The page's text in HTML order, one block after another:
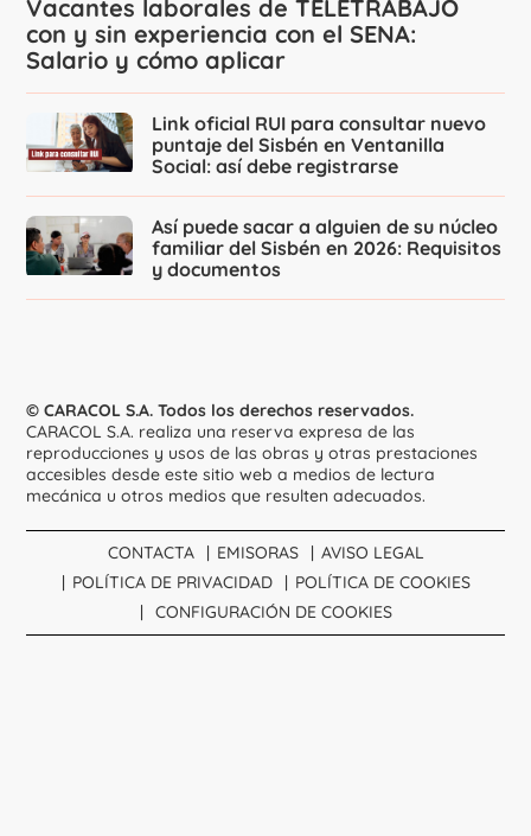
Vacantes laborales de TELETRABAJO
con y sin experiencia con el SENA:
Salario y cómo aplicar
Link oficial RUI para consultar nuevo
puntaje del Sisbén en Ventanilla
Social: así debe registrarse
Así puede sacar a alguien de su núcleo
familiar del Sisbén en 2026: Requisitos
y documentos
© CARACOL S.A. Todos los derechos reservados.
CARACOL S.A. realiza una reserva expresa de las
reproducciones y usos de las obras y otras prestaciones
accesibles desde este sitio web a medios de lectura
mecánica u otros medios que resulten adecuados.
CONTACTA EMISORAS
AVISO LEGAL
POLÍTICA DE PRIVACIDAD
POLÍTICA DE COOKIES
CONFIGURACIÓN DE COOKIES